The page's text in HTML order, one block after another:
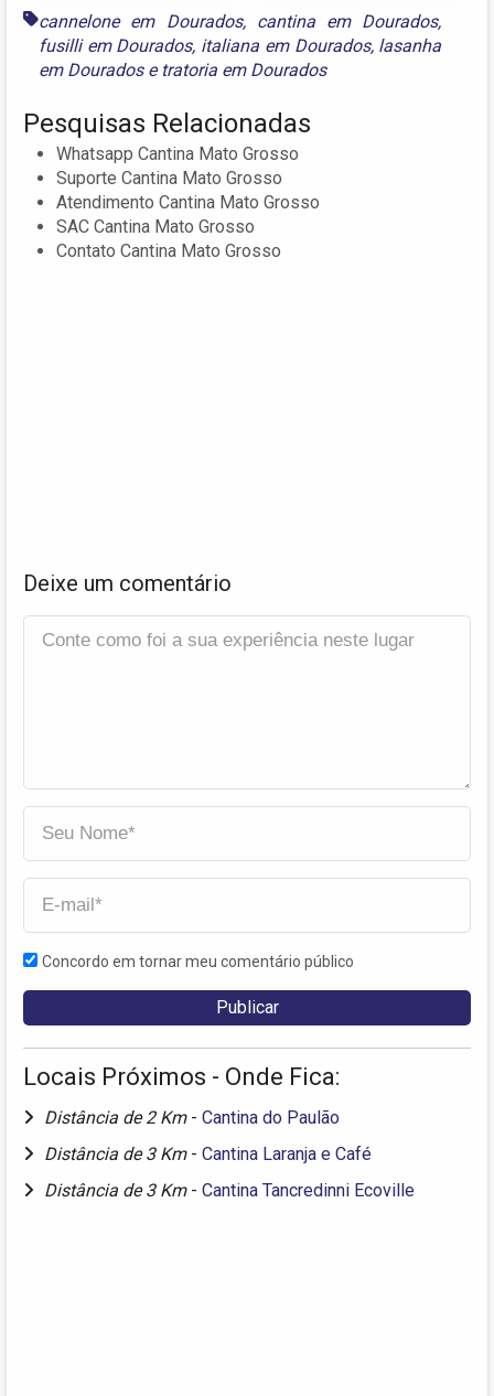
cannelone em Dourados, cantina em Dourados,
fusilli em Dourados, italiana em Dourados, lasanha
em Douradose tratoria em Dourados
Pesquisas Relacionadas
Whatsapp Cantina Mato Grosso
Suporte Cantina Mato Grosso
Atendimento Cantina Mato Grosso
SAC Cantina Mato Grosso
Contato Cantina Mato Grosso
Deixe um comentário
Concordo em tornar meu comentário público
Locais Próximos - Onde Fica:
Distância de 2 Km - Cantina do Paulão
Distância de 3 Km - Cantina Laranja e Café
Distância de 3 Km - Cantina Tancredinni Ecoville